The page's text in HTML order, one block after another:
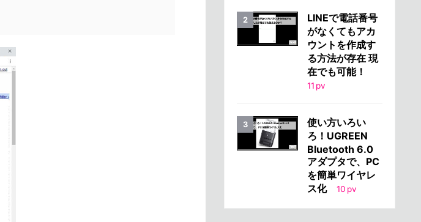
LINEで電話番号
がなくてもアカ
ウントを作成す
る方法が存在 現
在でも可能！
11 pv
使い方いろい
ろ！UGREEN
Bluetooth 6.0
アダプタで、PC
を簡単ワイヤレ
ス化
10 pv